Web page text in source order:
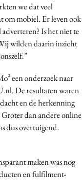
we dat veel
om mobiel. Er leven ook
Is het niet te
wilden daarin inzicht
een onderzoek naar
De resultaten waren
en de herkenning
Groter dan andere online
dus overtuigend.
maken was nog
en fulfilment-